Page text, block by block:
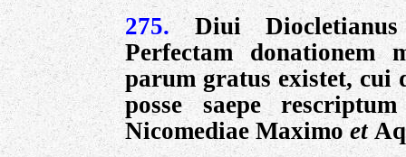
275.
Diui
Perfectam donationem
parum gratus existet, cui
posse saepe
Nicomediae Maximoet